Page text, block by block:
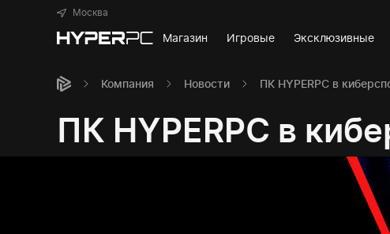
Москва
Магазин Игровые Эксклюзивные
Компания Новости ПК HYPERPC в
ПК HYPERPC в